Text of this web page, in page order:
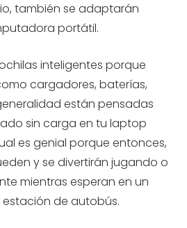
también se adaptarán
portátil.
inteligentes porque
cargadores, baterías,
están pensadas
sin carga en tu laptop
es genial porque entonces,
y se divertirán jugando o
mientras esperan en un
de autobús.